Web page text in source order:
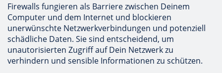
Firewalls fungieren als Barriere zwischen Deinem
Computer und dem Internet und blockieren
unerwünschte Netzwerkverbindungen und potenziell
schädliche Daten. Sie sind entscheidend, um
unautorisierten Zugriff auf Dein Netzwerk zu
verhindern und sensible Informationen zu schützen.